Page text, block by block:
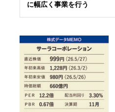
に幅広く事業を行う